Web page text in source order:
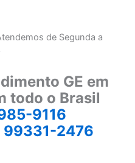
de Segunda a
GE em
todo o Brasil
9116
99331-2476